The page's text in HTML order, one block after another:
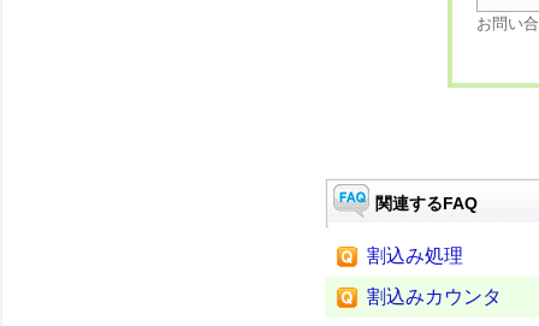
お問い
関連するFAQ
割込み処理
割込みカウンタ